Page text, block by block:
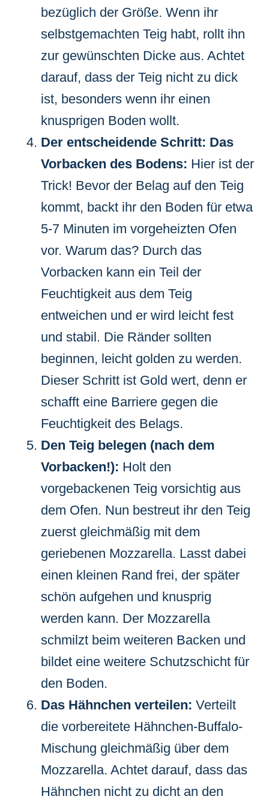
bezüglich der Größe. Wenn ihr
selbstgemachten Teig habt, rollt ihn
zur gewünschten Dicke aus. Achtet
darauf, dass der Teig nicht zu dick
ist, besonders wenn ihr einen
knusprigen Boden wollt.
Der entscheidende Schritt: Das
Vorbacken des Bodens: Hier ist der
Trick! Bevor der Belag auf den Teig
kommt, backt ihr den Boden für etwa
5-7 Minuten im vorgeheizten Ofen
vor. Warum das? Durch das
Vorbacken kann ein Teil der
Feuchtigkeit aus dem Teig
entweichen und er wird leicht fest
und stabil. Die Ränder sollten
beginnen, leicht golden zu werden.
Dieser Schritt ist Gold wert, denn er
schafft eine Barriere gegen die
Feuchtigkeit des Belags.
Den Teig belegen (nach dem
Vorbacken!): Holt den
vorgebackenen Teig vorsichtig aus
dem Ofen. Nun bestreut ihr den Teig
zuerst gleichmäßig mit dem
geriebenen Mozzarella. Lasst dabei
einen kleinen Rand frei, der später
schön aufgehen und knusprig
werden kann. Der Mozzarella
schmilzt beim weiteren Backen und
bildet eine weitere Schutzschicht für
den Boden.
Das Hähnchen verteilen: Verteilt
die vorbereitete Hähnchen-Buffalo-
Mischung gleichmäßig über dem
Mozzarella. Achtet darauf, dass das
Hähnchen nicht zu dicht an den